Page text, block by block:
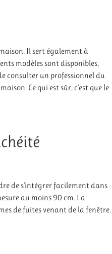
Il sert également à
modèles sont disponibles,
consulter un professionnel du
Ce qui est sûr, c’est que le
de s’intégrer facilement dans
au moins 90 cm. La
de fuites venant de la fenêtre.